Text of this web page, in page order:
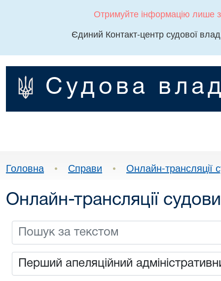
Отримуйте інформацію лише
Єдиний Контакт-центр судової
Судова
Головна • Справи • Онлайн-трансляції
Онлайн-трансляції